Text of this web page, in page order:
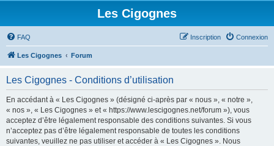
Les Cigognes
FAQ Connexion
Inscription
Les Cigognes Forum
Les Cigognes - Conditions d’utilisation
En accédant à « Les Cigognes » (désigné ci-après par « nous », « notre »,
« nos », « Les Cigognes » et « https://www.lescigognes.net/forum »), vous
acceptez d’être légalement responsable des conditions suivantes. Si vous
n’acceptez pas d’être légalement responsable de toutes les conditions
suivantes, veuillez ne pas utiliser et accéder à « Les Cigognes ». Nous